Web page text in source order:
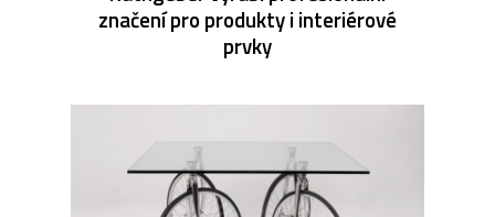
značení pro produkty i interiérové
prvky